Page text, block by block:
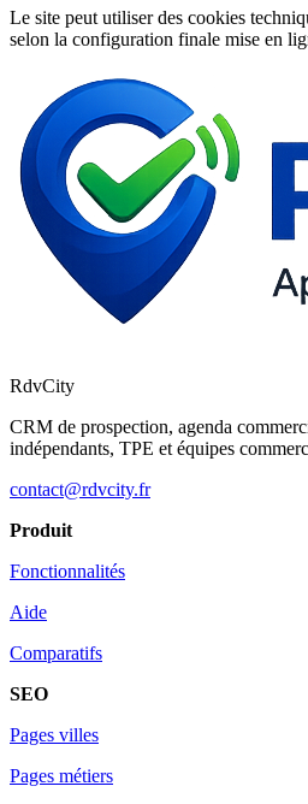
Le site peut utiliser des cookies
selon la configuration finale mise en
RdvCity
CRM de prospection, agenda
indépendants, TPE et équipes
contact@rdvcity.fr
Produit
Fonctionnalités
Aide
Comparatifs
SEO
Pages villes
Pages métiers